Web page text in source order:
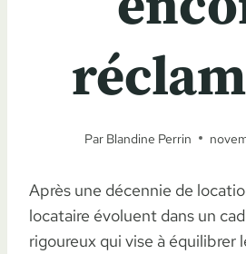
Par Blandine Perrin
Après une décennie de
locataire évoluent dans un
rigoureux qui vise à équilibrer